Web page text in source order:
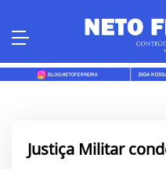
Justiça Militar